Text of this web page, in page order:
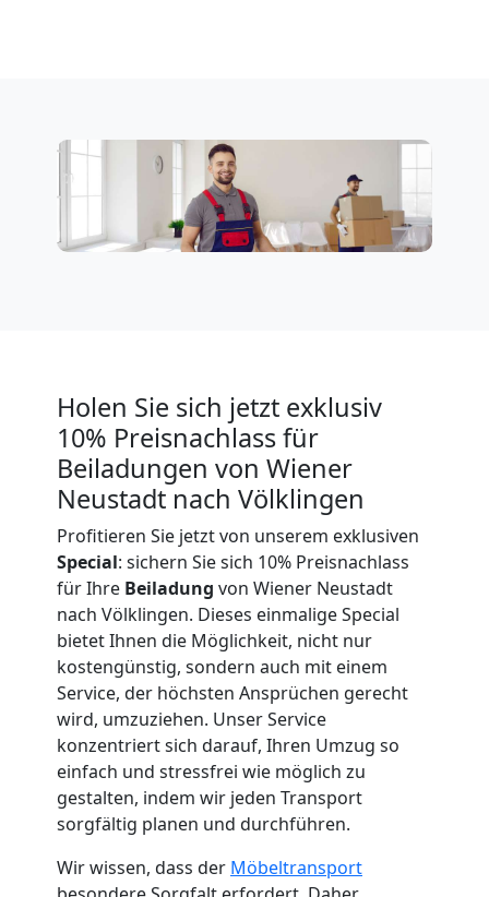
Holen Sie sich jetzt exklusiv
10% Preisnachlass für
Beiladungen von Wiener
Neustadt nach Völklingen
Profitieren Sie jetzt von unserem exklusiven
Special: sichern Sie sich 10% Preisnachlass
für Ihre Beiladung von Wiener Neustadt
nach Völklingen. Dieses einmalige Special
bietet Ihnen die Möglichkeit, nicht nur
kostengünstig, sondern auch mit einem
Service, der höchsten Ansprüchen gerecht
wird, umzuziehen. Unser Service
konzentriert sich darauf, Ihren Umzug so
einfach und stressfrei wie möglich zu
gestalten, indem wir jeden Transport
sorgfältig planen und durchführen.
Wir wissen, dass der Möbeltransport
Neustadt
Umzug
Wiener
Neustadt
Fernumzug
Wiener
Neustadt
Firmenumzug
Wiener